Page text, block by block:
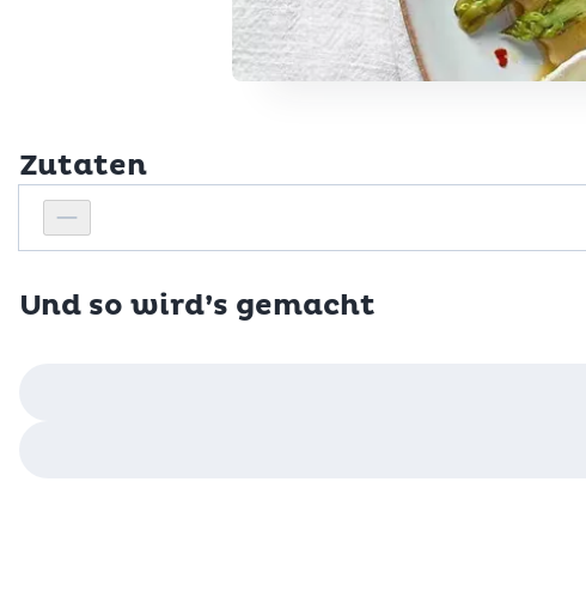
Zutaten
Personenanzahl verringern
Personenanzahl
Und so wird’s gemacht